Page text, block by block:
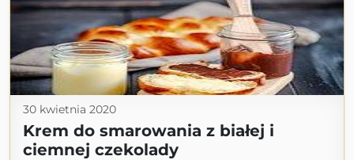
30 kwietnia 2020
Krem do smarowania z białej i
ciemnej czekolady